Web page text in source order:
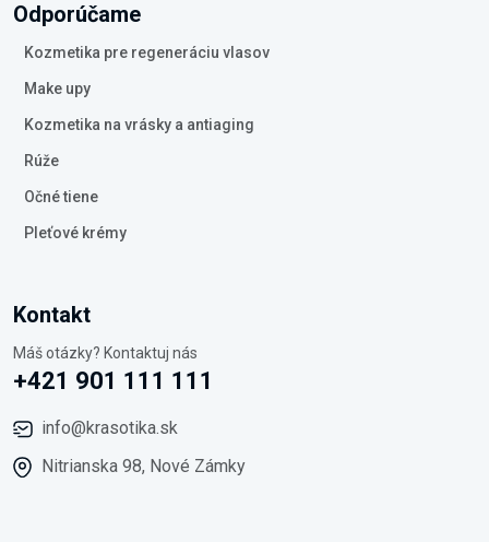
Odporúčame
Kozmetika pre regeneráciu vlasov
Make upy
Kozmetika na vrásky a antiaging
Rúže
Očné tiene
Pleťové krémy
Kontakt
Máš otázky? Kontaktuj nás
+421 901 111 111
info@krasotika.sk
Nitrianska 98, Nové Zámky